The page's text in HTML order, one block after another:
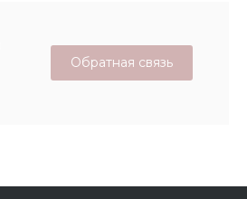
Обратная связь